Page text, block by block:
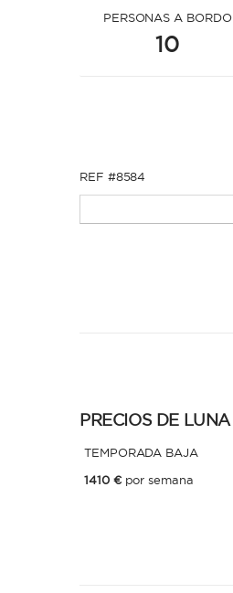
PERSONAS A BORDO
10
REF #8584
PRECIOS DE LUNA
TEMPORADA BAJA
1410 € por semana